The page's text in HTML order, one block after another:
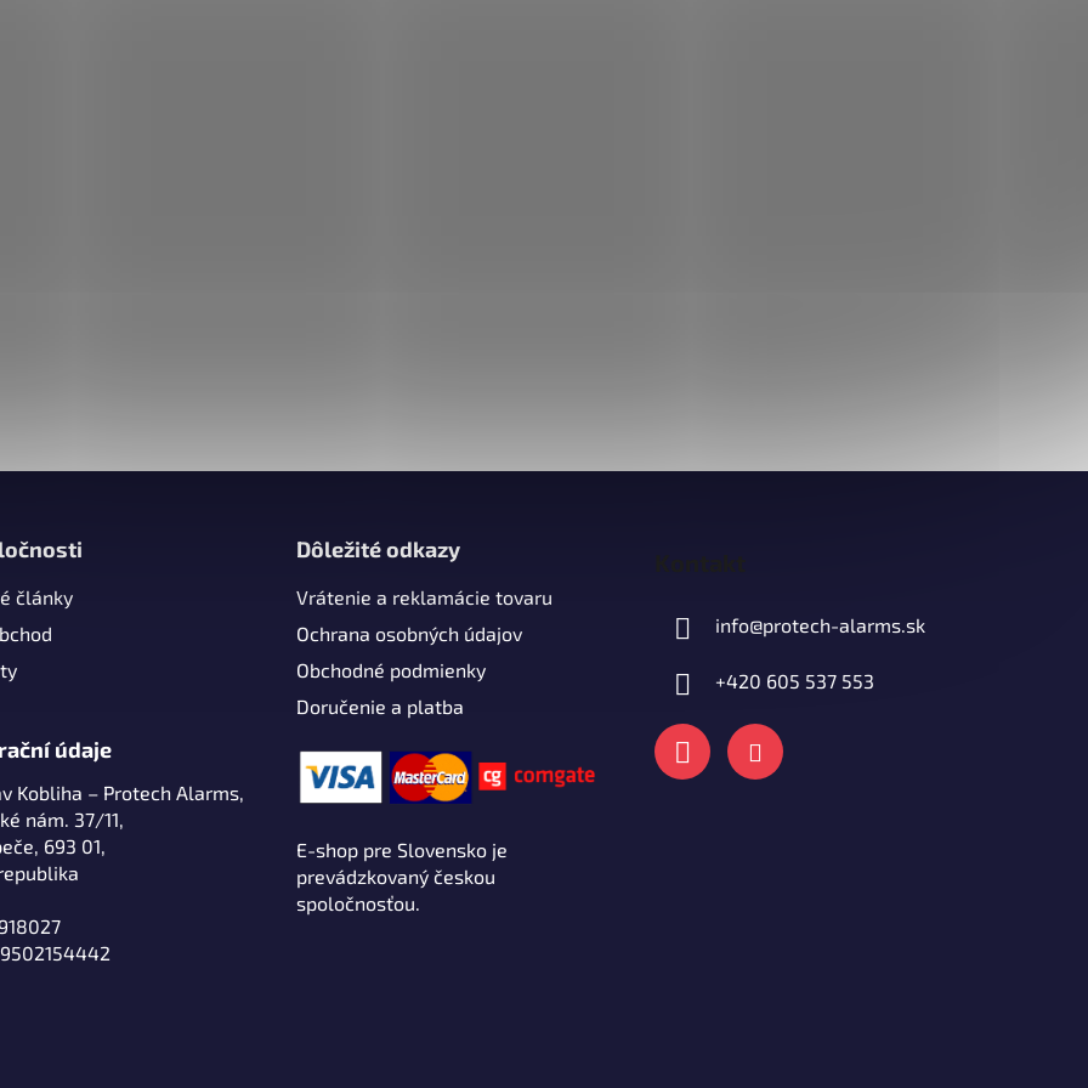
články
údaje
Kobliha – Protech Alarms,
nám. 37/11,
693 01,
Dôležité odkazy
Vrátenie a reklamácie tovaru
Ochrana osobných údajov
Obchodné podmienky
Doručenie a platba
E-shop pre Slovensko je
prevádzkovaný českou
spoločnosťou.
info@protech-alarms.sk
+420 605 537 553